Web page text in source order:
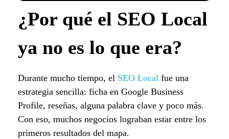
¿Por qué el SEO Local
ya no es lo que era?
Durante mucho tiempo, el SEO Local fue una
estrategia sencilla: ficha en Google Business
Profile, reseñas, alguna palabra clave y poco más.
Con eso, muchos negocios lograban estar entre los
primeros resultados del mapa.